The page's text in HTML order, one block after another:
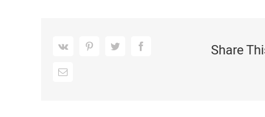
Share
Facebook
Twitter
Pinterest
Vk
כתובת